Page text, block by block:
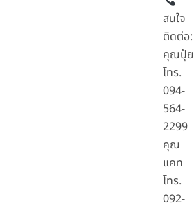
สนใจ
ติดต่อ:
คุณปุ้ย
โทร.
094-
564-
2299
คุณ
แคท
โทร.
092-